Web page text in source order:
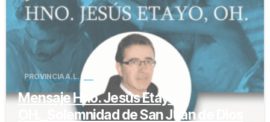
PROVINCIA A.L. y C.
Mensaje Hno. Jesús Etayo,
OH._Solemnidad de San Juan de Dios